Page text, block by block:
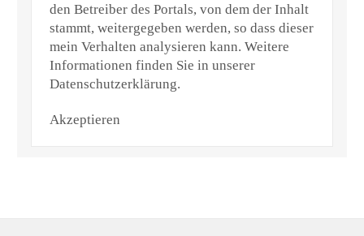
den Betreiber des Portals, von dem der Inhalt
stammt, weitergegeben werden, so dass dieser
mein Verhalten analysieren kann. Weitere
Informationen finden Sie in unserer
Datenschutzerklärung.
Akzeptieren